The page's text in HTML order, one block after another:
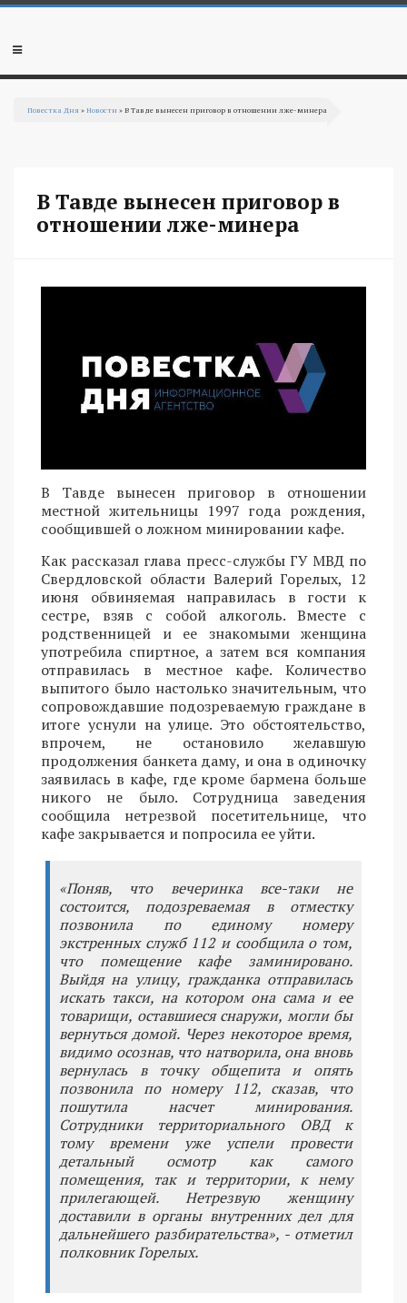
Перейти к основному содержанию
Мобильное
Повестка Дня »Новости » В Тавде вынесен приговор в отношении лже-минера
В Тавде вынесен приговор в
отношении лже-минера
В Тавде вынесен приговор в отношении
местной жительницы 1997 года рождения,
сообщившей о ложном минировании кафе.
Как рассказал глава пресс-службы ГУ МВД по
Свердловской области Валерий Горелых, 12
июня обвиняемая направилась в гости к
сестре, взяв с собой алкоголь. Вместе с
родственницей и ее знакомыми женщина
употребила спиртное, а затем вся компания
отправилась в местное кафе. Количество
выпитого было настолько значительным, что
сопровождавшие подозреваемую граждане в
итоге уснули на улице. Это обстоятельство,
впрочем, не остановило желавшую
продолжения банкета даму, и она в одиночку
заявилась в кафе, где кроме бармена больше
никого не было. Сотрудница заведения
сообщила нетрезвой посетительнице, что
кафе закрывается и попросила ее уйти.
«Поняв, что вечеринка все-таки не
состоится, подозреваемая в отместку
позвонила по единому номеру
экстренных служб 112 и сообщила о том,
что помещение кафе заминировано.
Выйдя на улицу, гражданка отправилась
искать такси, на котором она сама и ее
товарищи, оставшиеся снаружи, могли бы
вернуться домой. Через некоторое время,
видимо осознав, что натворила, она вновь
вернулась в точку общепита и опять
позвонила по номеру 112, сказав, что
пошутила насчет минирования.
Сотрудники территориального ОВД к
тому времени уже успели провести
детальный осмотр как самого
помещения, так и территории, к нему
прилегающей. Нетрезвую женщину
доставили в органы внутренних дел для
дальнейшего разбирательства», - отметил
полковник Горелых.